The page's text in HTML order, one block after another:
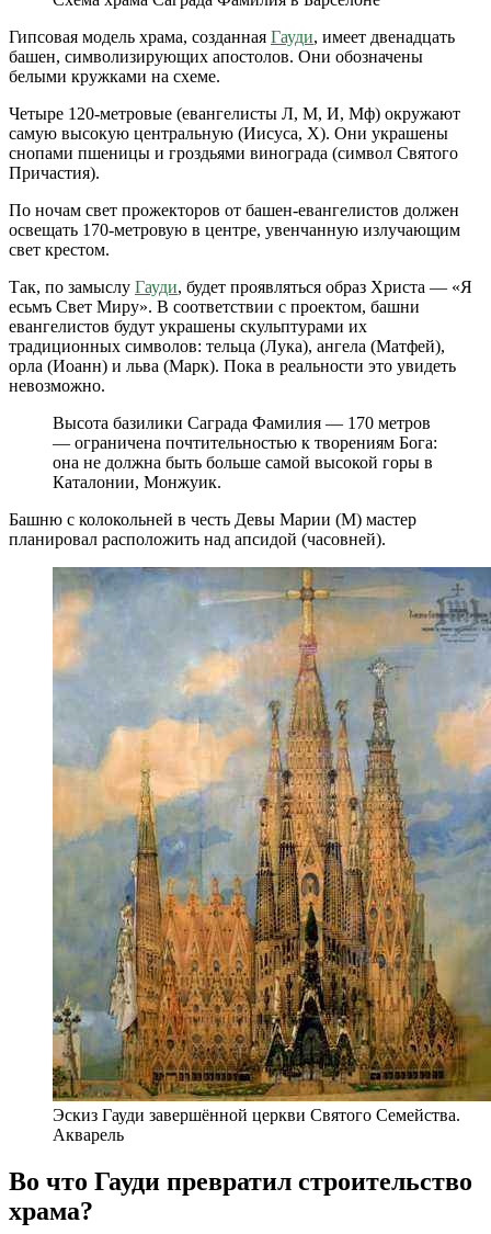
Гипсовая модель храма, созданная Гауди, имеет двенадцать
башен, символизирующих апостолов. Они обозначены
белыми кружками на схеме.
Четыре 120-метровые (евангелисты Л, М, И, Мф) окружают
самую высокую центральную (Иисуса, Х). Они украшены
снопами пшеницы и гроздьями винограда (символ Святого
Причастия).
По ночам свет прожекторов от башен-евангелистов должен
освещать 170-метровую в центре, увенчанную излучающим
свет крестом.
Так, по замыслу Гауди, будет проявляться образ Христа — «Я
есьмъ Свет Миру». В соответствии с проектом, башни
евангелистов будут украшены скульптурами их
традиционных символов: тельца (Лука), ангела (Матфей),
орла (Иоанн) и льва (Марк). Пока в реальности это увидеть
невозможно.
Высота базилики Саграда Фамилия — 170 метров
— ограничена почтительностью к творениям Бога:
она не должна быть больше самой высокой горы в
Каталонии, Монжуик.
Башню с колокольней в честь Девы Марии (М) мастер
планировал расположить над апсидой (часовней).
Эскиз Гауди завершённой церкви Святого Семейства.
Акварель
Во что Гауди превратил строительство
храма?